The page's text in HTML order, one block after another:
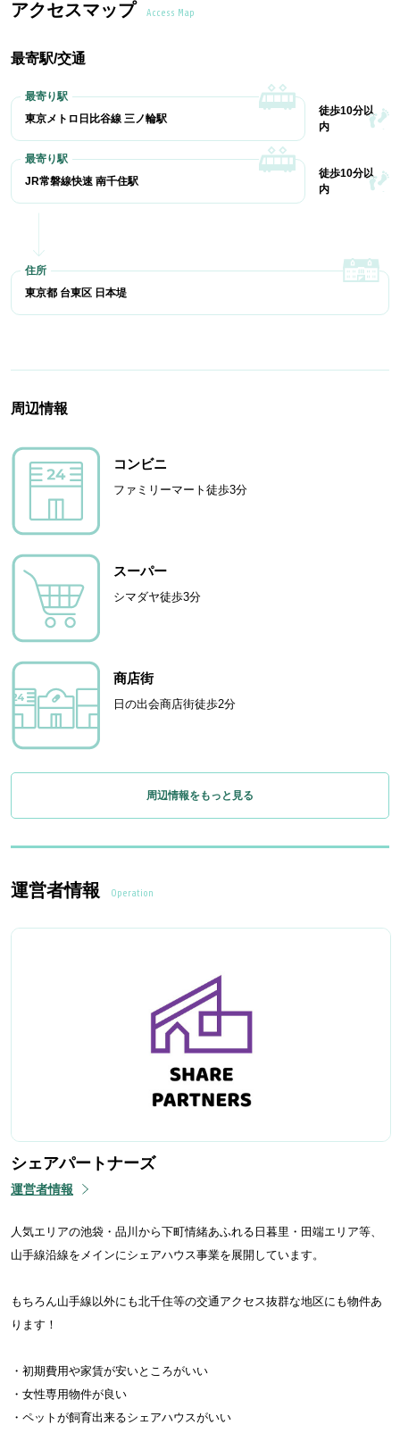
アクセスマップ Access Map
最寄駅/交通
東京メトロ日比谷線 三ノ輪駅
徒歩10分以
内
JR常磐線快速 南千住駅
徒歩10分以
内
東京都 台東区 日本堤
周辺情報
コンビニ
ファミリーマート徒歩3分
スーパー
シマダヤ徒歩3分
商店街
日の出会商店街徒歩2分
周辺情報をもっと見る
運営者情報 Operation
シェアパートナーズ
運営者情報
人気エリアの池袋・品川から下町情緒あふれる日暮里・田端エリア等、
山手線沿線をメインにシェアハウス事業を展開しています。
もちろん山手線以外にも北千住等の交通アクセス抜群な地区にも物件あ
ります！
・初期費用や家賃が安いところがいい
・女性専用物件が良い
・ペットが飼育出来るシェアハウスがいい